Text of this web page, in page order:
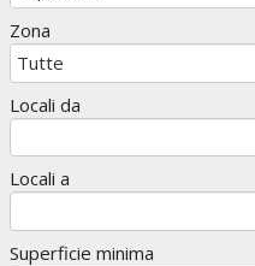
Zona
Locali da
Locali a
Superficie minima